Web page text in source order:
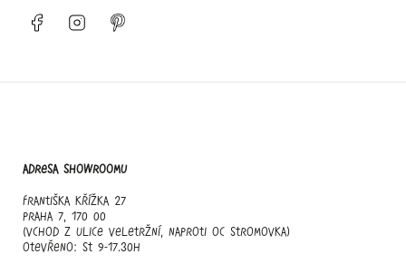
Facebook Instagram
Adresa showroomu
Františka Křížka 27
Praha 7, 170 00
(vchod z ulice Veletržní, naproti OC Stromovka)
otevřeno: st 9-17.30h